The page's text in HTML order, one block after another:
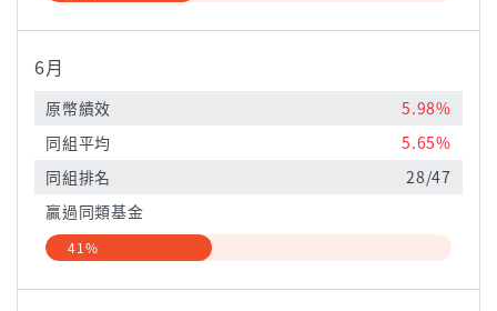
6月
原幣績效
5.98%
同組平均
5.65%
同組排名
28/47
贏過同類基金
41%